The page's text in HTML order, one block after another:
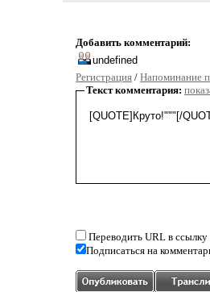
Добавить комментарий:
Регистрация / Напоминание
Текст комментария:
Переводить URL в ссылку
Подписаться на